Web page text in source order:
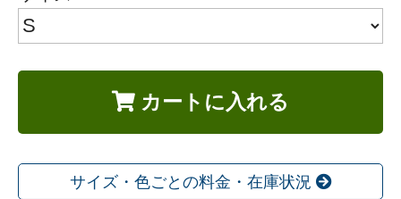
カートに入れる
サイズ・色ごとの料金・在庫状況